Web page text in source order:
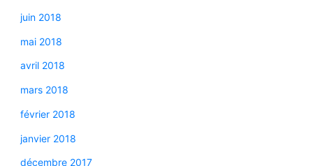
juin 2018
mai 2018
avril 2018
mars 2018
février 2018
janvier 2018
décembre 2017